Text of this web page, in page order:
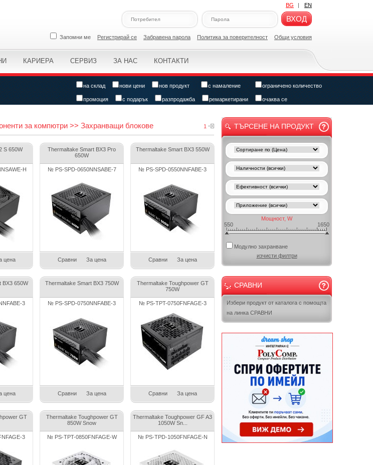
BG | EN
ВХОД
Запомни ме Регистрирай се Забравена парола Политикa за поверителност Общи условия
КАРИЕРА СЕРВИЗ ЗА НАС КОНТАКТИ
на склад нови цени нов продукт с намаление ограничено количество
промоция с подарък разпродажба ремаркетирани очаква се
1
за компютри >> Захранващи блокове
S 650W
H
цена
Thermaltake Smart BX3 Pro
650W
№ PS-SPD-0650NNSABE-7
Сравни За цена
Thermaltake Smart BX3 550W
№ PS-SPD-0550NNFABE-3
Сравни За цена
BX3 650W
3
цена
Thermaltake Smart BX3 750W
№ PS-SPD-0750NNFABE-3
Сравни За цена
Thermaltake Toughpower GT
750W
№ PS-TPT-0750FNFAGE-3
Сравни За цена
GT
3
Thermaltake Toughpower GT
850W Snow
№ PS-TPT-0850FNFAGE-W
Thermaltake Toughpower GF A3
1050W Sn...
№ PS-TPD-1050FNFAGE-N
ТЪРСЕНЕ НА ПРОДУКТ
Мощност, W
550
1650
Модулно захранване
изчисти филтри
СРАВНИ
Избери продукт от каталога с помощта
на линка СРАВНИ